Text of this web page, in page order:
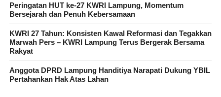
Ghazali, S.H., M.Kn. Agung Akbar Gunawan, S.H. Yahiya
Essam Yahiya, S.H.
Dalam keterangannya, Ketua YBIL Tisnawati menjelaskan
bahwa gugatan ini diajukan karena pihaknya tidak pernah
melakukan penjualan atas lahan seluas 157 hektare yang kini
diklaim oleh pihak tergugat.
Peringatan HUT ke-27 KWRI Lampung, Momentum
Bersejarah dan Penuh Kebersamaan
KWRI 27 Tahun: Konsisten Kawal Reformasi dan Tegakkan
Marwah Pers – KWRI Lampung Terus Bergerak Bersama
Rakyat
Anggota DPRD Lampung Handitiya Narapati Dukung YBIL
Pertahankan Hak Atas Lahan